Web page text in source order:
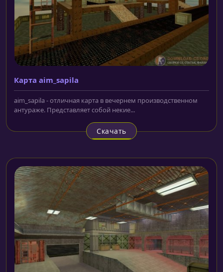
Карта aim_sapila
aim_sapila - отличная карта в вечернем производственном
антураже. Представляет собой некие...
Скачать